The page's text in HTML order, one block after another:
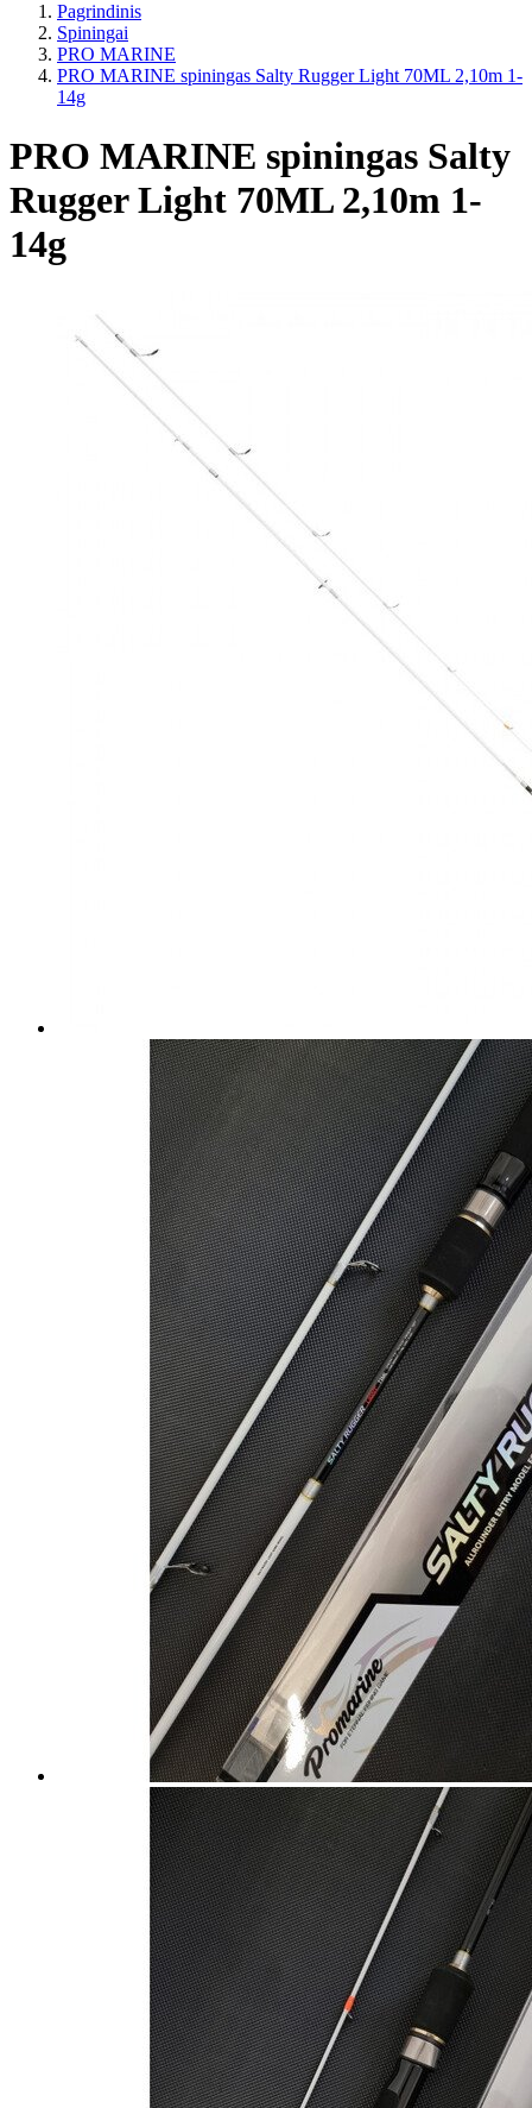
Pagrindinis
Spiningai
PRO MARINE
PRO MARINE spiningas Salty Rugger Light 70ML 2,10m 1-
14g
PRO MARINE spiningas Salty
Rugger Light 70ML 2,10m 1-
14g